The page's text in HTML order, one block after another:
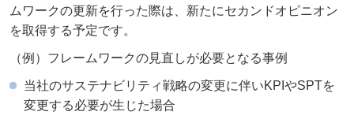
ムワークの更新を行った際は、新たにセカンドオピニオン
を取得する予定です。
（例）フレームワークの見直しが必要となる事例
当社のサステナビリティ戦略の変更に伴いKPIやSPTを
変更する必要が生じた場合